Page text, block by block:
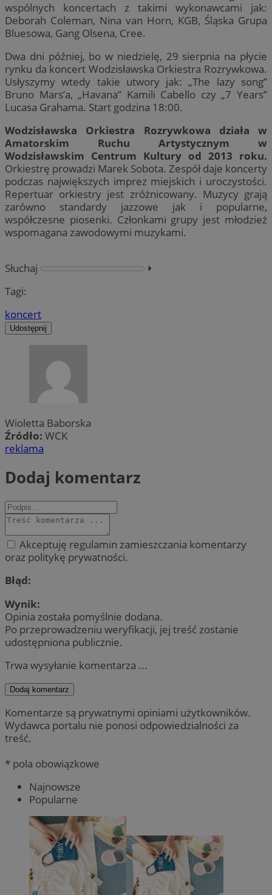
wspólnych koncertach z takimi wykonawcami jak:
Deborah Coleman, Nina van Horn, KGB, Śląska Grupa
Bluesowa, Gang Olsena, Cree.
Dwa dni później, bo w niedzielę, 29 sierpnia na płycie
rynku da koncert Wodzisławska Orkiestra Rozrywkowa.
Usłyszymy wtedy takie utwory jak: „The lazy song”
Bruno Mars’a, „Havana” Kamili Cabello czy „7 Years”
Lucasa Grahama. Start godzina 18:00.
Wodzisławska Orkiestra Rozrywkowa działa w
Amatorskim Ruchu Artystycznym w
Wodzisławskim Centrum Kultury od 2013 roku.
Orkiestrę prowadzi Marek Sobota. Zespół daje koncerty
podczas największych imprez miejskich i uroczystości.
Repertuar orkiestry jest zróżnicowany. Muzycy grają
zarówno standardy jazzowe jak i popularne,
współczesne piosenki. Członkami grupy jest młodzież
wspomagana zawodowymi muzykami.
Słuchaj
⏵︎
Tagi:
koncert
Udostępnij
Wioletta Baborska
Źródło: WCK
reklama
Dodaj komentarz
Akceptuję regulamin zamieszczania komentarzy
oraz politykę prywatności.
Błąd:
Wynik:
Opinia została pomyślnie dodana.
Po przeprowadzeniu weryfikacji, jej treść zostanie
udostępniona publicznie.
Trwa wysyłanie komentarza ...
Dodaj komentarz
Komentarze są prywatnymi opiniami użytkowników.
Wydawca portalu nie ponosi odpowiedzialności za
treść.
* pola obowiązkowe
Najnowsze
Popularne